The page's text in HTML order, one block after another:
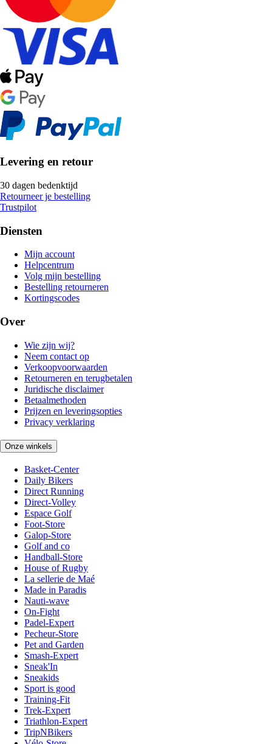
Levering en retour
30 dagen bedenktijd
Retourneer je bestelling
Trustpilot
Diensten
Mijn account
Helpcentrum
Volg mijn bestelling
Bestelling retourneren
Kortingscodes
Over
Wie zijn wij?
Neem contact op
Verkoopvoorwaarden
Retourneren en terugbetalen
Juridische disclaimer
Betaalmethoden
Prijzen en leveringsopties
Privacy verklaring
Onze winkels
Basket-Center
Daily Bikers
Direct Running
Direct-Volley
Espace Golf
Foot-Store
Galop-Store
Golf and co
Handball-Store
House of Rugby
La sellerie de Maé
Made in Paradis
Nauti-wave
On-Fight
Padel-Expert
Pecheur-Store
Pet and Garden
Smash-Expert
Sneak'In
Sneakids
Sport is good
Training-Fit
Trek-Expert
Triathlon-Expert
TripNBikers